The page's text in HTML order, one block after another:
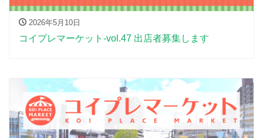
2026年5月10日
コイプレマーケット-vol.47 出店者募集します